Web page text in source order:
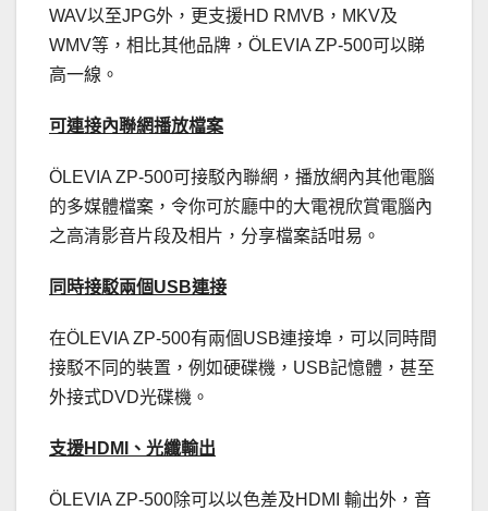
WAV以至JPG外，更支援HD RMVB，MKV及
WMV等，相比其他品牌，ÖLEVIA ZP-500可以睇
高一線。
可連接內聯網播放檔案
ÖLEVIA ZP-500可接駁內聯網，播放網內其他電腦
的多媒體檔案，令你可於廳中的大電視欣賞電腦內
之高清影音片段及相片，分享檔案話咁易。
同時接駁兩個USB連接
在ÖLEVIA ZP-500有兩個USB連接埠，可以同時間
接駁不同的裝置，例如硬碟機，USB記憶體，甚至
外接式DVD光碟機。
支援HDMI、光纖輸出
ÖLEVIA ZP-500除可以以色差及HDMI 輸出外，音